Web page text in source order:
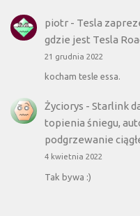
piotr- Tesla
gdzie jest Tesla
21 grudnia 2022
kocham tesle essa.
Życiorys - Starlink
topienia śniegu,
podgrzewanie
4 kwietnia 2022
Tak bywa :)